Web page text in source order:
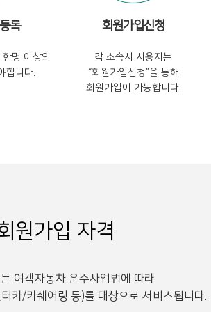
록
명 이상의
합니다.
회원가입신청
각 소속사 사용자는
“회원가입신청”을 통해
회원가입이 가능합니다.
원가입 자격
여객자동차 운수사업법에 따라
카/카쉐어링 등)를 대상으로 서비스됩니다.